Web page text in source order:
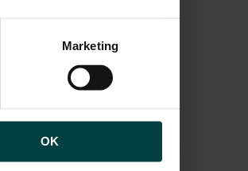
af cookies samt
af personoplysninger
Marketing
OK
tid med
til at
købere
er rart